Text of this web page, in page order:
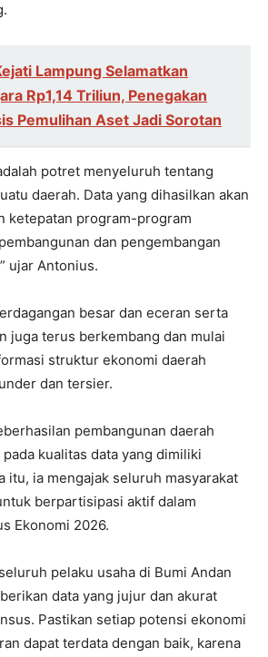
Lampung Selamatkan
Rp1,14 Triliun, Penegakan
Pemulihan Aset Jadi Sorotan
potret menyeluruh tentang
daerah. Data yang dihasilkan akan
ketepatan program-program
dan pengembangan
ujar Antonius.
besar dan eceran serta
juga terus berkembang dan mulai
struktur ekonomi daerah
dan tersier.
pembangunan daerah
kualitas data yang dimiliki
itu, ia mengajak seluruh masyarakat
berpartisipasi aktif dalam
Ekonomi 2026.
pelaku usaha di Bumi Andan
data yang jujur dan akurat
Pastikan setiap potensi ekonomi
dapat terdata dengan baik, karena